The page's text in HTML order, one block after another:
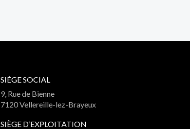
SIÈGE SOCIAL
9, Rue de Bienne
7120 Vellereille-lez-Brayeux
SIÈGE D’EXPLOITATION